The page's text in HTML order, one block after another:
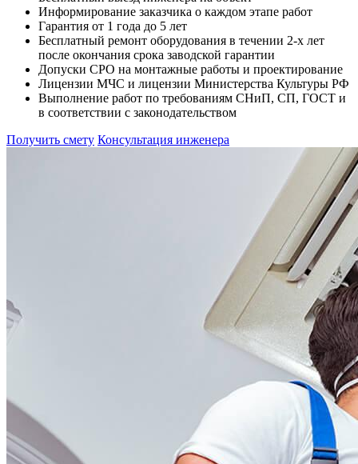
Информирование заказчика о каждом этапе работ
Гарантия от 1 года до 5 лет
Бесплатный ремонт оборудования в течении 2-х лет
после окончания срока заводской гарантии
Допуски СРО на монтажные работы и проектирование
Лицензии МЧС и лицензии Министерства Культуры РФ
Выполнение работ по требованиям СНиП, СП, ГОСТ и
в соответствии с законодательством
Получить смету Консультация инженера